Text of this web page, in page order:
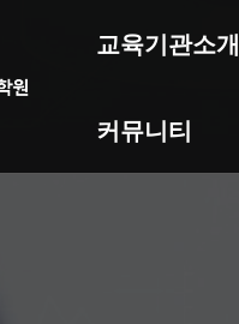
교육기관소개
커뮤니티